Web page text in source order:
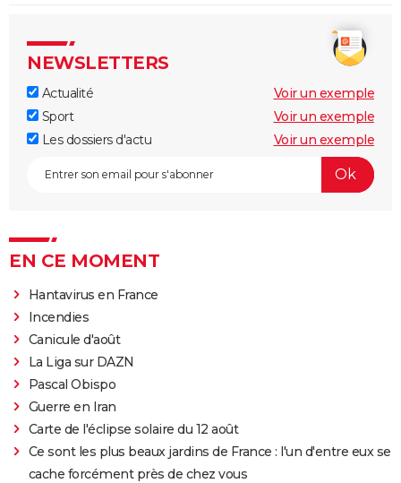
NEWSLETTERS
Actualité
Voir un exemple
Sport
Voir un exemple
Les dossiers d'actu
Voir un exemple
EN CE MOMENT
Hantavirus en France
Incendies
Canicule d'août
La Liga sur DAZN
Pascal Obispo
Guerre en Iran
Carte de l'éclipse solaire du 12 août
Ce sont les plus beaux jardins de France : l'un d'entre eux se
cache forcément près de chez vous